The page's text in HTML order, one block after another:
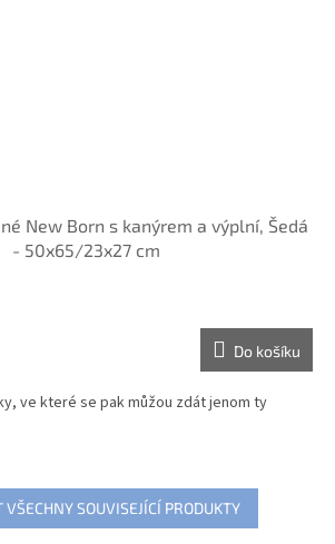
New Born s kanýrem a výplní, Šedá
- 50x65/23x27 cm
Do košíku
ve které se pak můžou zdát jenom ty
VŠECHNY SOUVISEJÍCÍ PRODUKTY